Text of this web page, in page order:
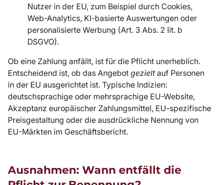
Nutzer in der EU, zum Beispiel durch Cookies,
Web-Analytics, KI-basierte Auswertungen oder
personalisierte Werbung (Art. 3 Abs. 2 lit. b
DSGVO).
Ob eine Zahlung anfällt, ist für die Pflicht unerheblich.
Entscheidend ist, ob das Angebot gezieltauf Personen
in der EU ausgerichtet ist. Typische Indizien:
deutschsprachige oder mehrsprachige EU-Website,
Akzeptanz europäischer Zahlungsmittel, EU-spezifische
Preisgestaltung oder die ausdrückliche Nennung von
EU-Märkten im Geschäftsbericht.
Ausnahmen: Wann entfällt die